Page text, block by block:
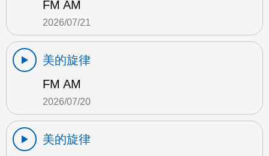
FM AM
2026/07/21
美的旋律
FM AM
2026/07/20
美的旋律